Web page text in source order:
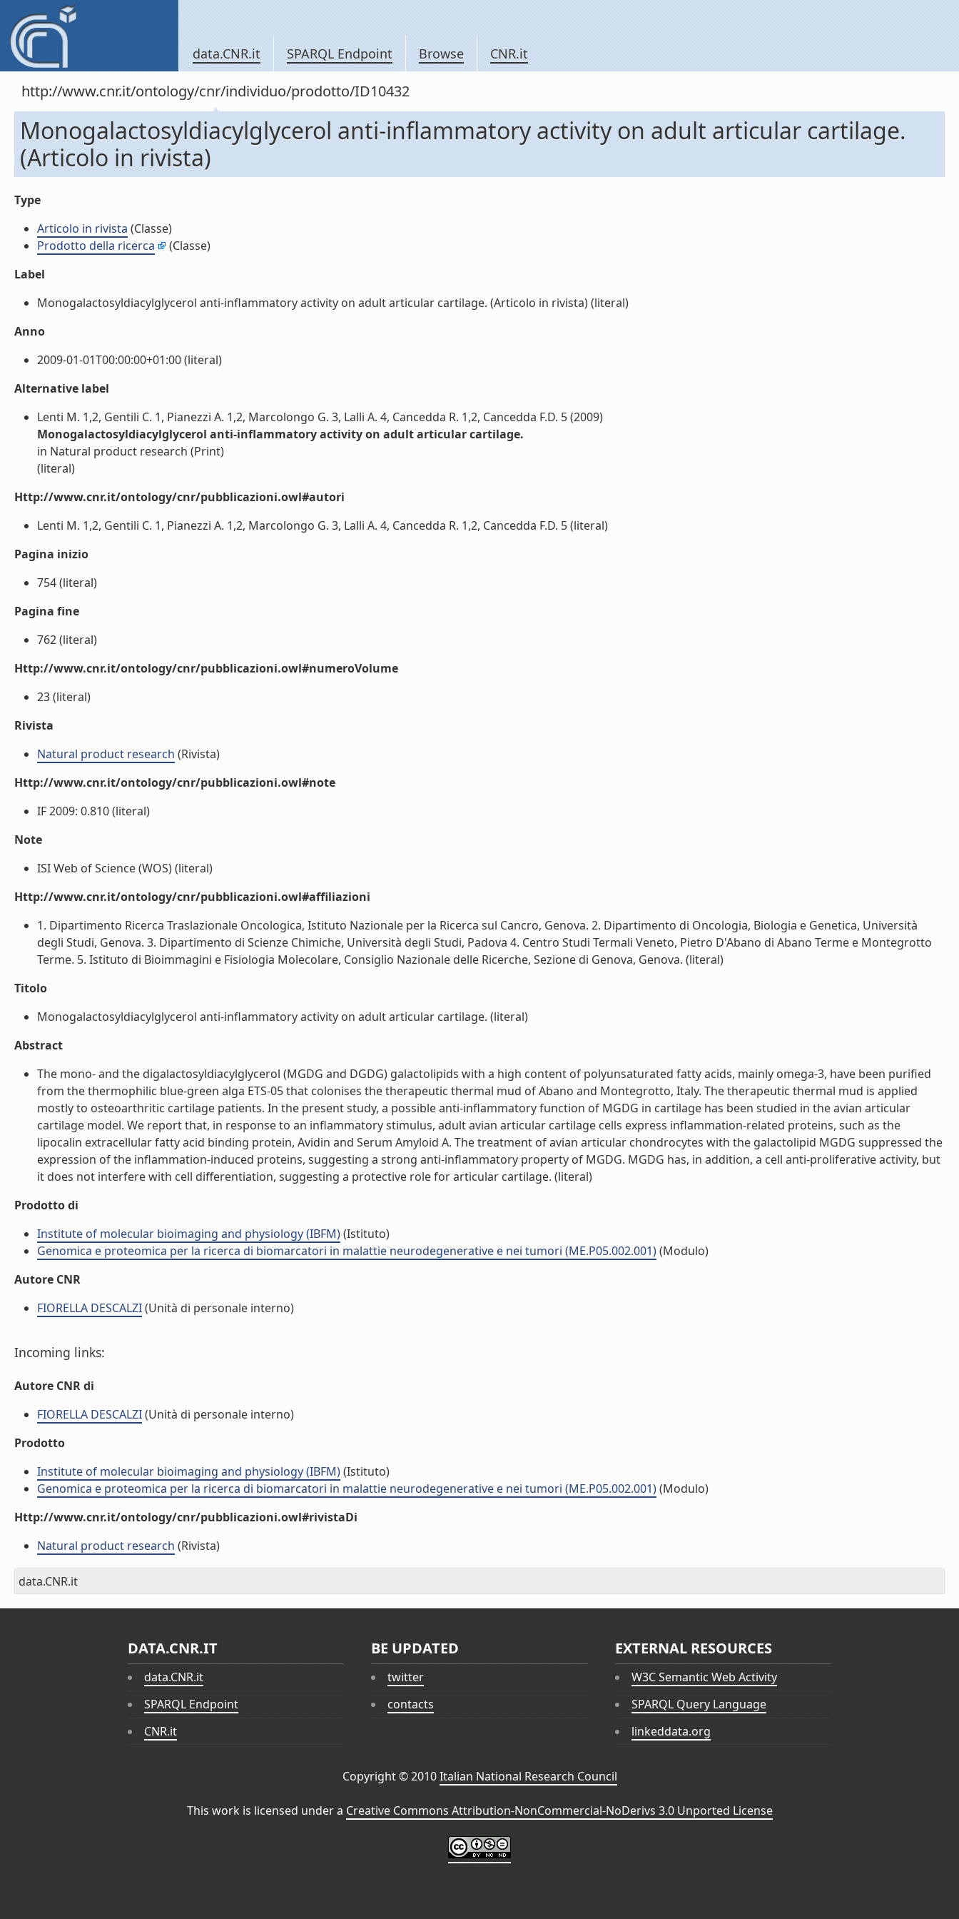
data.CNR.it SPARQL Endpoint Browse CNR.it
http://www.cnr.it/ontology/cnr/individuo/prodotto/ID10432
Monogalactosyldiacylglycerol anti-inflammatory activity on adult articular cartilage.
(Articolo in rivista)
Type
Articolo in rivista (Classe)
Prodotto della ricerca
(Classe)
Label
Monogalactosyldiacylglycerol anti-inflammatory activity on adult articular cartilage. (Articolo in rivista) (literal)
Anno
2009-01-01T00:00:00+01:00 (literal)
Alternative label
Lenti M. 1,2, Gentili C. 1, Pianezzi A. 1,2, Marcolongo G. 3, Lalli A. 4, Cancedda R. 1,2, Cancedda F.D. 5 (2009)
Monogalactosyldiacylglycerol anti-inflammatory activity on adult articular cartilage.
in Natural product research (Print)
(literal)
Http://www.cnr.it/ontology/cnr/pubblicazioni.owl#autori
Lenti M. 1,2, Gentili C. 1, Pianezzi A. 1,2, Marcolongo G. 3, Lalli A. 4, Cancedda R. 1,2, Cancedda F.D. 5 (literal)
Pagina inizio
754 (literal)
Pagina fine
762 (literal)
Http://www.cnr.it/ontology/cnr/pubblicazioni.owl#numeroVolume
23 (literal)
Rivista
Natural product research (Rivista)
Http://www.cnr.it/ontology/cnr/pubblicazioni.owl#note
IF 2009: 0.810 (literal)
Note
ISI Web of Science (WOS) (literal)
Http://www.cnr.it/ontology/cnr/pubblicazioni.owl#affiliazioni
1. Dipartimento Ricerca Traslazionale Oncologica, Istituto Nazionale per la Ricerca sul Cancro, Genova. 2. Dipartimento di Oncologia, Biologia e Genetica, Università
degli Studi, Genova. 3. Dipartimento di Scienze Chimiche, Università degli Studi, Padova 4. Centro Studi Termali Veneto, Pietro D'Abano di Abano Terme e Montegrotto
Terme. 5. Istituto di Bioimmagini e Fisiologia Molecolare, Consiglio Nazionale delle Ricerche, Sezione di Genova, Genova. (literal)
Titolo
Monogalactosyldiacylglycerol anti-inflammatory activity on adult articular cartilage. (literal)
Abstract
The mono- and the digalactosyldiacylglycerol (MGDG and DGDG) galactolipids with a high content of polyunsaturated fatty acids, mainly omega-3, have been purified
from the thermophilic blue-green alga ETS-05 that colonises the therapeutic thermal mud of Abano and Montegrotto, Italy. The therapeutic thermal mud is applied
mostly to osteoarthritic cartilage patients. In the present study, a possible anti-inflammatory function of MGDG in cartilage has been studied in the avian articular
cartilage model. We report that, in response to an inflammatory stimulus, adult avian articular cartilage cells express inflammation-related proteins, such as the
lipocalin extracellular fatty acid binding protein, Avidin and Serum Amyloid A. The treatment of avian articular chondrocytes with the galactolipid MGDG suppressed the
expression of the inflammation-induced proteins, suggesting a strong anti-inflammatory property of MGDG. MGDG has, in addition, a cell anti-proliferative activity, but
it does not interfere with cell differentiation, suggesting a protective role for articular cartilage. (literal)
Prodotto di
Institute of molecular bioimaging and physiology (IBFM)(Istituto)
Genomica e proteomica per la ricerca di biomarcatori in malattie neurodegenerative e nei tumori (ME.P05.002.001)(Modulo)
Autore CNR
FIORELLA DESCALZI(Unità di personale interno)
Incoming links:
Autore CNR di
FIORELLA DESCALZI(Unità di personale interno)
Prodotto
Institute of molecular bioimaging and physiology (IBFM)(Istituto)
Genomica e proteomica per la ricerca di biomarcatori in malattie neurodegenerative e nei tumori (ME.P05.002.001)(Modulo)
Http://www.cnr.it/ontology/cnr/pubblicazioni.owl#rivistaDi
Natural product research (Rivista)
data.CNR.it
DATA.CNR.IT
data.CNR.it
SPARQL Endpoint
CNR.it
BE UPDATED
twitter
contacts
EXTERNAL RESOURCES
W3C Semantic Web Activity
SPARQL Query Language
linkeddata.org
Copyright © 2010Italian National Research Council
This work is licensed under a Creative Commons Attribution-NonCommercial-NoDerivs 3.0 Unported License